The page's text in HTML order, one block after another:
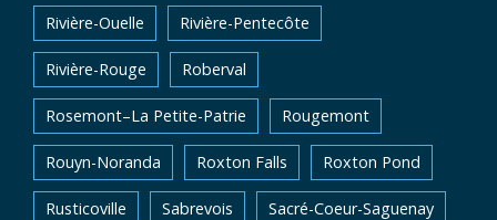
Rivière-Ouelle Rivière-Pentecôte
Rivière-Rouge Roberval
Rosemont–La Petite-Patrie Rougemont
Rouyn-Noranda Roxton Falls Roxton Pond
Rusticoville Sabrevois Sacré-Coeur-Saguenay